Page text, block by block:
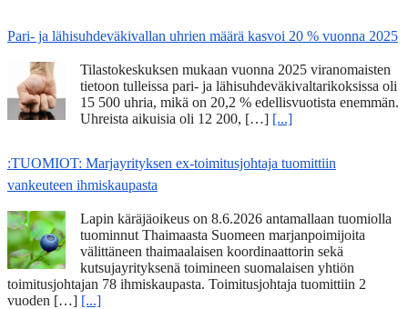
Pari- ja lähisuhdeväkivallan uhrien määrä kasvoi 20 % vuonna 2025
Tilastokeskuksen mukaan vuonna 2025 viranomaisten
tietoon tulleissa pari- ja lähisuhdeväkivaltarikoksissa oli
15 500 uhria, mikä on 20,2 % edellisvuotista enemmän.
Uhreista aikuisia oli 12 200, […] [...]
:TUOMIOT: Marjayrityksen ex-toimitusjohtaja tuomittiin
vankeuteen ihmiskaupasta
Lapin käräjäoikeus on 8.6.2026 antamallaan tuomiolla
tuominnut Thaimaasta Suomeen marjanpoimijoita
välittäneen thaimaalaisen koordinaattorin sekä
kutsujayrityksenä toimineen suomalaisen yhtiön
toimitusjohtajan 78 ihmiskaupasta. Toimitusjohtaja tuomittiin 2
vuoden […] [...]